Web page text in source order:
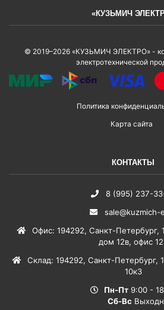
«КУЗЬМИЧ
© 2019–2026 «КУЗЬМИЧ ЭЛЕКТРО» -
электротехнической
Политика
Карта сайта
КОНТАКТЫ
8 (995) 237-
sale@kuzmich-
Офис: 194292, Санкт-Петербург,
дом 12в, офис
Склад: 194292, Санкт-Петербург,
10к3
Пн-Пт 9:00 -
Сб-Вс